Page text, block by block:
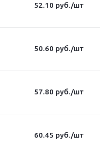
52.10 руб./шт
50.60 руб./шт
57.80 руб./шт
60.45 руб./шт